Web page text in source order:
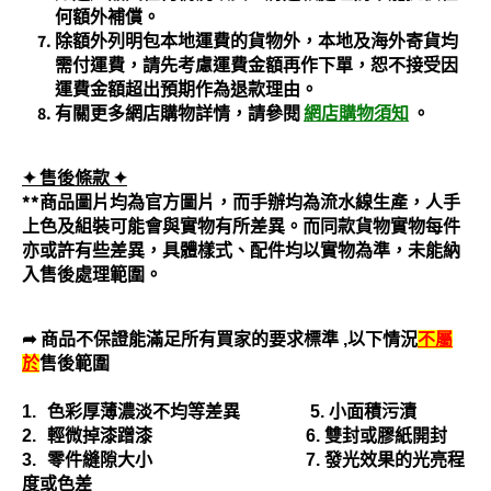
何額外補償。
除額外列明包本地運費的貨物外，本地及海外寄貨均
需付運費，請先考慮運費金額再作下單，恕不接受因
運費金額超出預期作為退款理由。
有關更多網店購物詳情，請參閱 網店購物須知 。
✦ 售後條款✦
**商品圖片均為官方圖片，而手辦均為流水線生產，人手
上色及組裝可能會與實物有所差異。而同款貨物實物每件
亦或許有些差異，具體樣式、配件均以實物為準，未能納
入售後處理範圍。
➦ 商品不保證能滿足所有買家的要求標準 ,以下情況不屬
於售後範圍
1. 色彩厚薄濃淡不均等差異 5. 小面積污漬
2. 輕微掉漆蹭漆 6. 雙封或膠紙開封
3. 零件縫隙大小 7. 發光效果的光亮程
度或色差